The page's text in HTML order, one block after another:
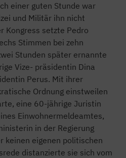
einer guten Stunde war
und Militär ihn nicht
Kongress setzte Pedro
Stimmen bei zehn
Stunden später ernannte
Vize- präsidentin Dina
Perus. Mit ihrer
Ordnung einstweilen
eine 60-jährige Juristin
Einwohnermeldeamtes,
in der Regierung
keinen eigenen politischen
distanzierte sie sich vom